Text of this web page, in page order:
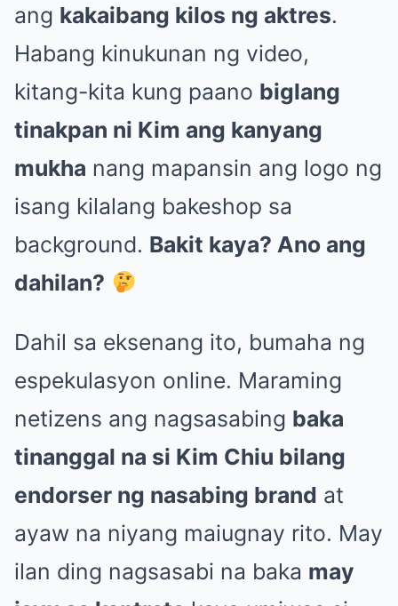
ang kakaibang kilos ng aktres.
Habang kinukunan ng video,
kitang-kita kung paano biglang
tinakpan ni Kim ang kanyang
mukha nang mapansin ang logo ng
isang kilalang bakeshop sa
background. Bakit kaya? Ano ang
dahilan?
Dahil sa eksenang ito, bumaha ng
espekulasyon online. Maraming
netizens ang nagsasabing baka
tinanggal na si Kim Chiu bilang
endorser ng nasabing brand at
ayaw na niyang maiugnay rito. May
ilan ding nagsasabi na baka may